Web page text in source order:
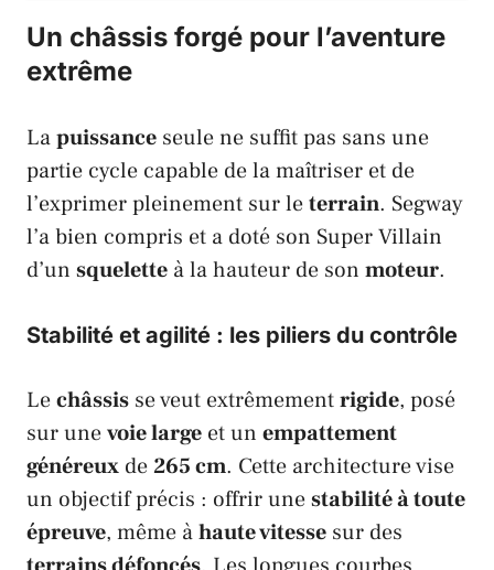
Un châssis forgé pour l’aventure
extrême
Lapuissance seule ne suffit pas sans une
partie cycle capable de la maîtriser et de
l’exprimer pleinement sur leterrain. Segway
l’a bien compris et a doté son Super Villain
d’un squelette à la hauteur de son moteur.
Stabilité et agilité : les piliers du contrôle
Lechâssis se veut extrêmementrigide, posé
sur unevoie large et un empattement
généreux de265 cm. Cette architecture vise
un objectif précis : offrir unestabilité à toute
épreuve, même àhaute vitesse sur des